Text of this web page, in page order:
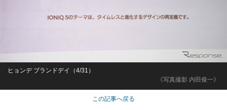
《写真撮影 内田俊一》
ヒョンデ ブランドデイ（4/31）
この記事へ戻る